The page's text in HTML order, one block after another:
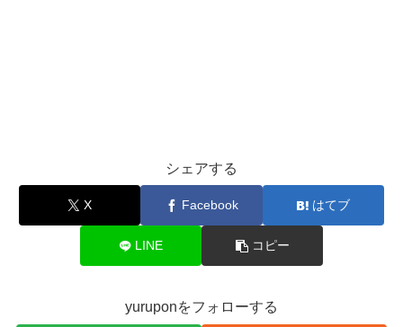
シェアする
X Facebook はてブ
LINE コピー
yuruponをフォローする